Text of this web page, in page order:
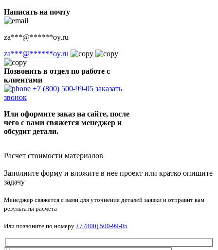
Написать на почту
za***@******oy.ru
za***@******oy.ru
Позвонить в отдел по работе с
клиентами
+7 (800) 500-99-05 заказать
звонок
Или оформите заказ на сайте, после
чего с вами свяжется менеджер и
обсудит детали.
Расчет стоимости материалов
Заполните форму и вложите в нее проект или кратко опишите
задачу
Менеджер свяжется с вами для уточнения деталей заявки и отправит вам
результаты расчета
Или позвоните по номеру +7 (800) 500-99-05